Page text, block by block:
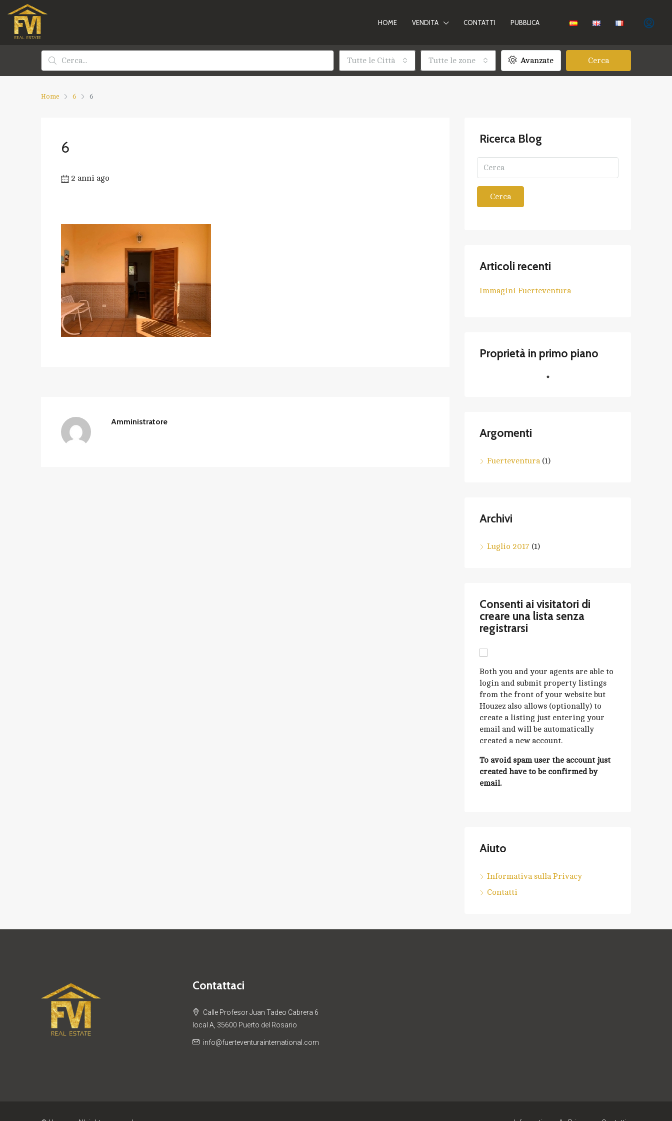
HOME VENDITA CONTATTI PUBBLICA
Tutte le Città Tutte le zone Avanzate Cerca
Home 6 6
6
2 anni ago
Amministratore
Ricerca Blog
Cerca
Articoli recenti
Immagini Fuerteventura
Proprietà in primo piano
Argomenti
Fuerteventura(1)
Archivi
Luglio 2017 (1)
Consenti ai visitatori di
creare una lista senza
registrarsi
Both you and your agents are able to
login and submit property listings
from the front of your website but
Houzez also allows (optionally) to
create a listing just entering your
email and will be automatically
created a new account.
To avoid spam user the account just
created have to be confirmed by
email.
Aiuto
Informativa sulla Privacy
Contatti
Contattaci
Calle Profesor Juan Tadeo Cabrera 6
local A, 35600 Puerto del Rosario
info@fuerteventurainternational.com